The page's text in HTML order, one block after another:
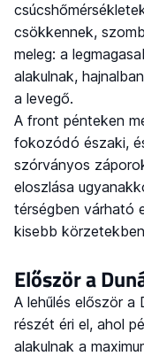
csökkennek,
meleg: a
alakulnak,
a levegő.
A front pénteken
fokozódó északi,
szórványos
eloszlása
térségben várható
kisebb
Először a
A lehűlés először a
részét éri el, ahol
alakulnak a